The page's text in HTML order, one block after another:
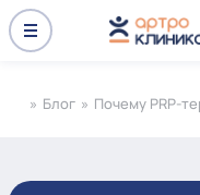
» Блог » Почему PRP-